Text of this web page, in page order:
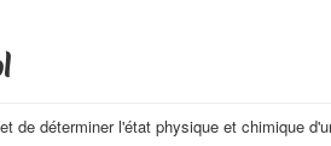
de déterminer l'état physique et chimique